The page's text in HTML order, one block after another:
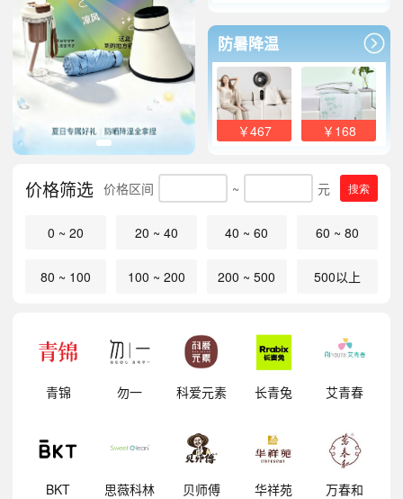
防暑降温
￥467 ￥168
价格筛选 价格区间 ~ 元 搜索
0 ~ 20 20 ~ 40 40 ~ 60 60 ~ 80
80 ~ 100 100 ~ 200 200 ~ 500 500以上
青锦 勿一 科爱元素 长青兔 艾青春
BKT 思薇科林 贝师傅 华祥苑 万春和